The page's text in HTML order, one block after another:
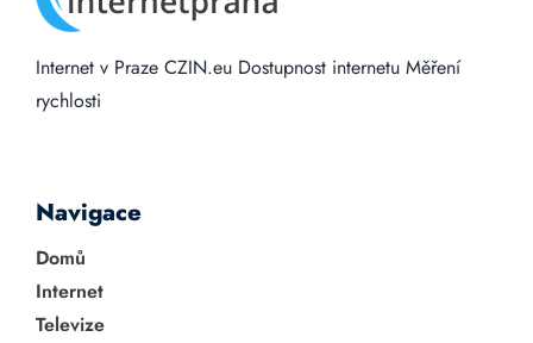
Internet v Praze CZIN.eu Dostupnost internetu Měření
rychlosti
Navigace
Domů
Internet
Televize